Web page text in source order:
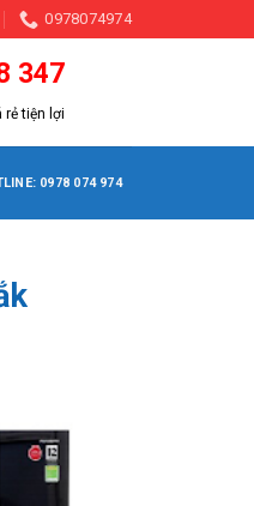
0978074974
347
rẻ tiện lợi
0978 074 974